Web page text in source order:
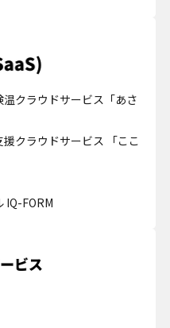
クラウドサービス「あさ
クラウドサービス 「ここ
IQ-FORM
Cookie の確認と管理